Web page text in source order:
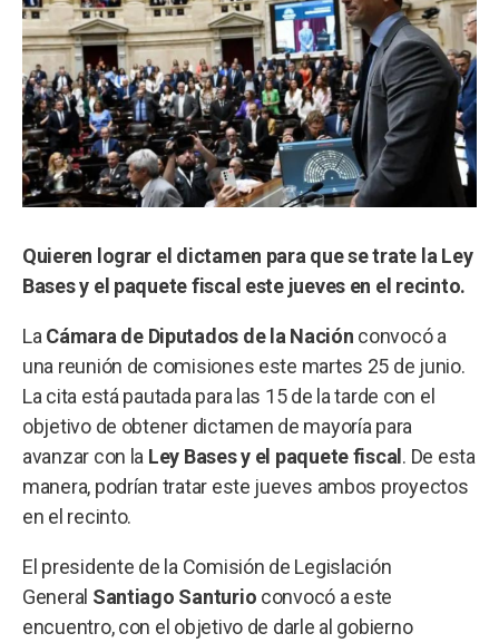
Quieren lograr el dictamen para que se trate la Ley
Bases y el paquete fiscal este jueves en el recinto.
La Cámara de Diputados de la Nación convocó a
una reunión de comisiones este martes 25 de junio.
La cita está pautada para las 15 de la tarde con el
objetivo de obtener dictamen de mayoría para
avanzar con la Ley Bases y el paquete fiscal . De esta
manera, podrían tratar este jueves ambos proyectos
en el recinto.
El presidente de la Comisión de Legislación
General Santiago Santurio convocó a este
encuentro, con el objetivo de darle al gobierno